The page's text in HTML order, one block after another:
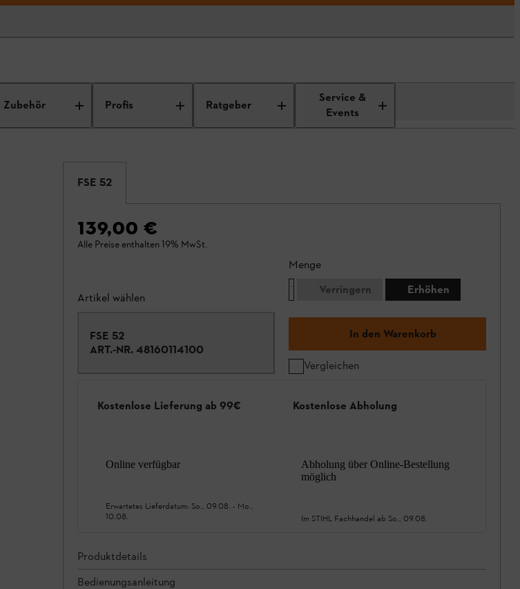
Zubehör Profis Ratgeber
Service &
Events
FSE 52
139,00 €
Alle Preise enthalten 19% MwSt.
Artikel wählen
FSE 52
ART.-NR. 48160114100
Menge
Verringern
Erhöhen
In den Warenkorb
Vergleichen
Kostenlose Lieferung ab 99€
Online verfügbar
Erwartetes Lieferdatum: So., 09.08. - Mo.,
10.08.
Kostenlose Abholung
Abholung über Online-Bestellung
möglich
Im STIHL Fachhandel ab So., 09.08.
Produktdetails
Bedienungsanleitung